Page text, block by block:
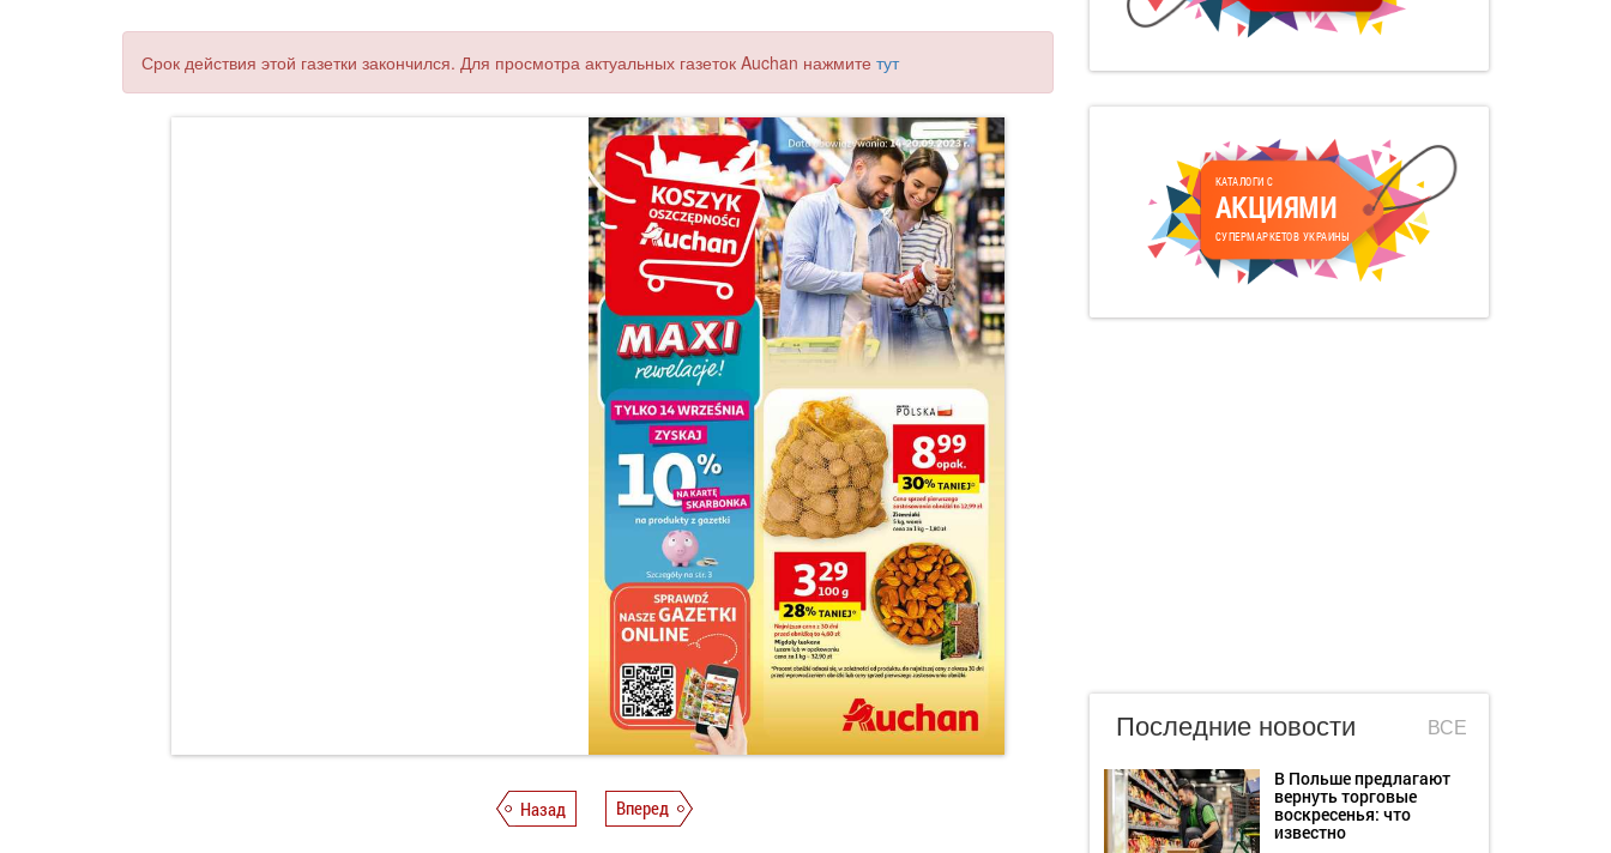
Срок действия этой газетки закончился. Для просмотра актуальных газеток Auchan нажмите тут
Назад Вперед
КАТАЛОГИ С
АКЦИЯМИ
СУПЕРМАРКЕТОВ УКРАИНЫ
Последние новости ВСЕ
В Польше предлагают
вернуть торговые
воскресенья: что
известно